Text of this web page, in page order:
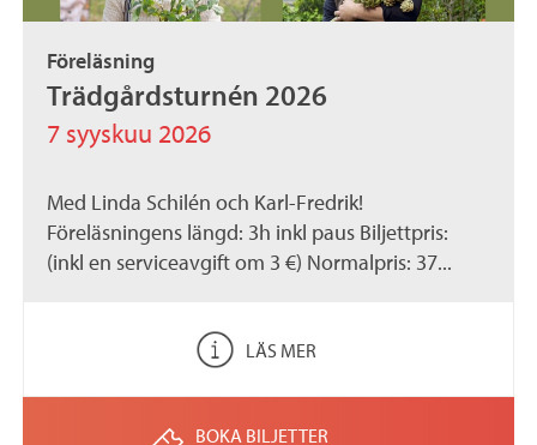
Föreläsning
Trädgårdsturnén 2026
7 syyskuu 2026
Med Linda Schilén och Karl-Fredrik!
Föreläsningens längd: 3h inkl paus Biljettpris:
(inkl en serviceavgift om 3 €) Normalpris: 37...
LÄS MER
BOKA BILJETTER